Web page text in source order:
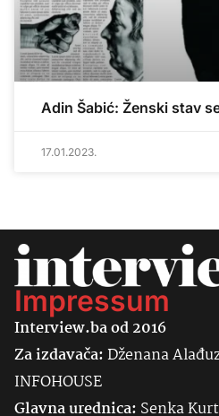
Adin Šabić: Ženski stav
17.01.2023.
Impressum
Interview.ba od 2016
Za izdavača:Dženana
INFOHOUSE
Glavna urednica: SenkaKurt